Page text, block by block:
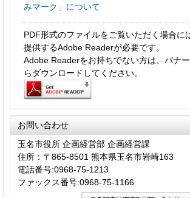
みマーク」について
PDF形式のファイルをご覧いただく場合に
提供するAdobe Readerが必要です。
Adobe Readerをお持ちでない方は、バナ
らダウンロードしてください。
お問い合わせ
玉名市役所 企画経営部 企画経営課
住所：〒865-8501 熊本県玉名市岩崎163
電話番号:0968-75-1213
ファックス番号:0968-75-1166